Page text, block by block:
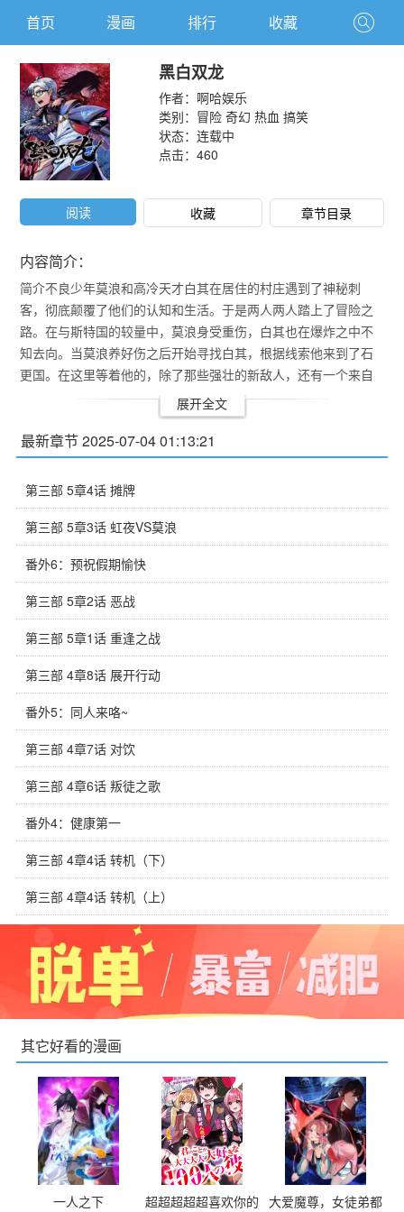
首页 漫画 排行 收藏
黑白双龙
作者： 啊哈娱乐
类别： 冒险 奇幻 热血 搞笑
状态：连载中
点击： 460
阅读 收藏 章节目录
内容简介：
简介不良少年莫浪和高冷天才白其在居住的村庄遇到了神秘刺
客，彻底颠覆了他们的认知和生活。于是两人两人踏上了冒险之
路。在与斯特国的较量中，莫浪身受重伤，白其也在爆炸之中不
知去向。当莫浪养好伤之后开始寻找白其，根据线索他来到了石
更国。在这里等着他的，除了那些强壮的新敌人，还有一个来自
斯特国的，似曾相识的人…
展开全文
最新章节 2025-07-04 01:13:21
第三部 5章4话 摊牌
第三部 5章3话 虹夜VS莫浪
番外6：预祝假期愉快
第三部 5章2话 恶战
第三部 5章1话 重逢之战
第三部 4章8话 展开行动
番外5：同人来咯~
第三部 4章7话 对饮
第三部 4章6话 叛徒之歌
番外4：健康第一
第三部 4章4话 转机（下）
第三部 4章4话 转机（上）
其它好看的漫画
一人之下
超超超超超喜欢你的
大爱魔尊，女徒弟都